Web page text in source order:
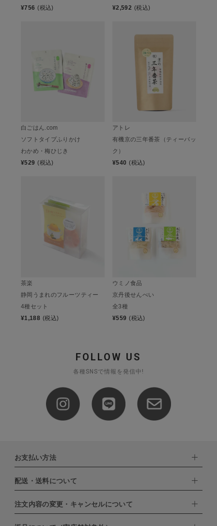
¥756 (税込)
¥2,592 (税込)
白ごはん.com
ソフトタイプふりかけ
わかめ・梅ひじき
¥529 (税込)
アトレ
有機京の三年番茶（ティーバッ
ク）
¥540 (税込)
茶楽
静岡うまれのフルーツティー
4種セット
¥1,188 (税込)
ウミノ食品
京丹後せんべい
全3種
¥559 (税込)
FOLLOW US
各種SNSで情報を発信中!
お支払い方法
下記お支払い方法よりお選びいただけます。
・クレジットカード（VISA,mastercard,JCB,AMERICAN
EXPRESS,Diners Club）
配送・送料について
配達業者：日本郵便
注文内容の変更・キャンセルについて